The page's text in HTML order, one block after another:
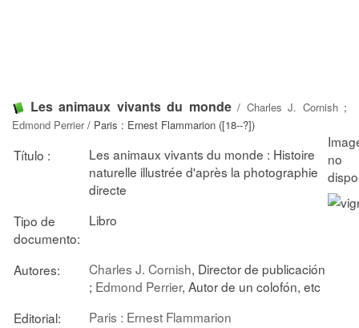
Les animaux vivants du monde/ Charles J. Cornish;
Edmond Perrier/ Paris : Ernest Flammarion ([18--?])
Título :
Les animaux vivants du monde : Histoire
naturelle illustrée d'après la photographie
directe
Tipo de
documento:
Libro
Autores: Charles J. Cornish, Director de publicación
; Edmond Perrier, Autor de un colofón, etc
Editorial:
Paris : Ernest Flammarion